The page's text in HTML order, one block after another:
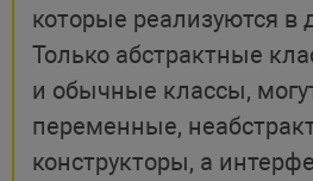
которые реализуются в
Только абстрактные
и обычные классы,
переменные,
конструкторы, а